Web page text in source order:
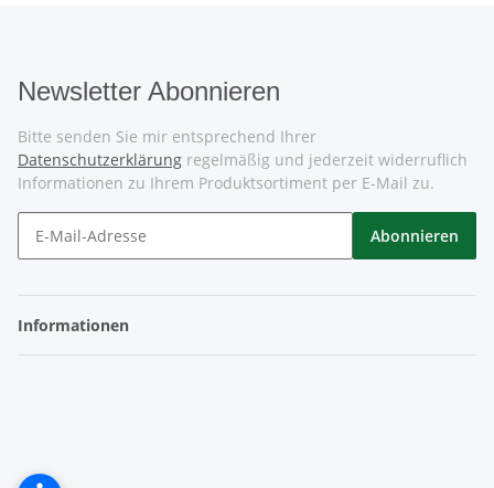
Newsletter Abonnieren
Bitte senden Sie mir entsprechend Ihrer
Datenschutzerklärung regelmäßig und jederzeit widerruflich
Informationen zu Ihrem Produktsortiment per E-Mail zu.
Abonnieren
Informationen